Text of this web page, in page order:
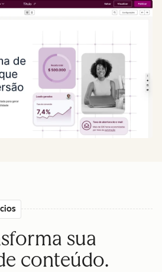
sua
conteúdo.